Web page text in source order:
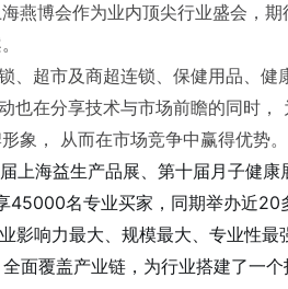
燕博会作为业内顶尖行业盛会，
超市及商超连锁、保健用品、健
也在分享技术与市场前瞻的同时
象， 从而在市场竞争中赢得优势。
海益生产品展、第十届月子健康
名专业买家，同期举办近20
响力最大、规模最大、专业性最
面覆盖产业链，为行业搭建了一个